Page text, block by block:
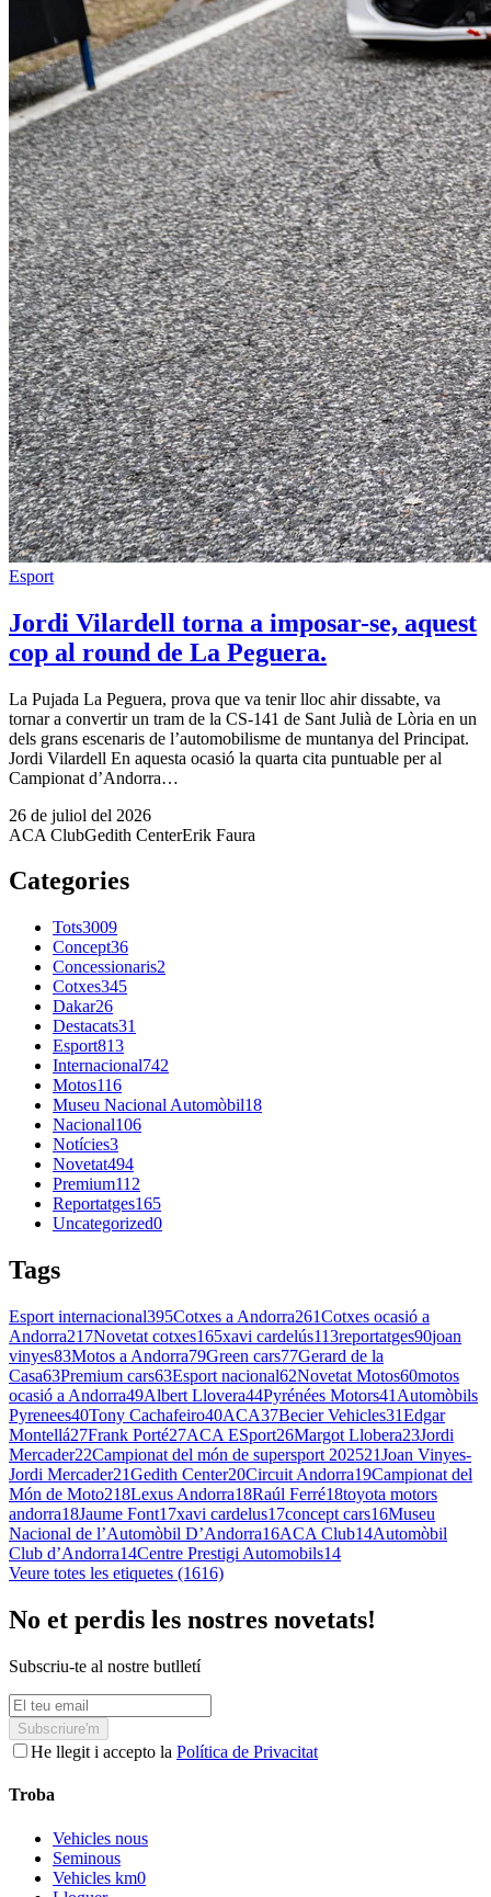
Esport
Jordi Vilardell torna a imposar-se, aquest
cop al round de La Peguera.
La Pujada La Peguera, prova que va tenir lloc ahir dissabte, va
tornar a convertir un tram de la CS-141 de Sant Julià de Lòria en un
dels grans escenaris de l’automobilisme de muntanya del Principat.
Jordi Vilardell En aquesta ocasió la quarta cita puntuable per al
Campionat d’Andorra…
26 de juliol del 2026
ACA ClubGedith CenterErik Faura
Categories
Tots3009
Concept36
Concessionaris2
Cotxes345
Dakar26
Destacats31
Esport813
Internacional742
Motos116
Museu Nacional Automòbil18
Nacional106
Notícies3
Novetat494
Premium112
Reportatges165
Uncategorized0
Tags
Esport internacional395Cotxes a Andorra261Cotxes ocasió a
Andorra217Novetat cotxes165xavi cardelús113reportatges90joan
vinyes83Motos a Andorra79Green cars77Gerard de la
Casa63Premium cars63Esport nacional62Novetat Motos60motos
ocasió a Andorra49Albert Llovera44Pyrénées Motors41 Automòbils
Pyrenees40Tony Cachafeiro40ACA37Becier Vehicles31Edgar
Montellá27Frank Porté27ACA ESport26Margot Llobera23Jordi
Mercader22Campionat del món de supersport 202521Joan Vinyes-
Jordi Mercader21Gedith Center20Circuit Andorra19Campionat del
Món de Moto218Lexus Andorra18Raúl Ferré18toyota motors
andorra18Jaume Font17xavi cardelus17concept cars16Museu
Nacional de l’Automòbil D’Andorra16ACA Club14Automòbil
Club d’Andorra14Centre Prestigi Automobils14
Veure totes les etiquetes (1616)
No et perdis les nostres novetats!
Subscriu-te al nostre butlletí
Subscriure'm
He llegit i accepto la Política de Privacitat
Troba
Vehicles nous
Seminous
Vehicles km0